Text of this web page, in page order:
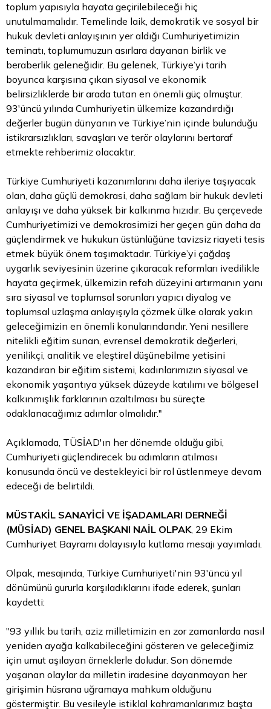
toplum yapısıyla hayata geçirilebileceği hiç
unutulmamalıdır. Temelinde laik, demokratik ve sosyal bir
hukuk devleti anlayışının yer aldığı Cumhuriyetimizin
teminatı, toplumumuzun asırlara dayanan birlik ve
beraberlik geleneğidir. Bu gelenek, Türkiye’yi tarih
boyunca karşısına çıkan siyasal ve ekonomik
belirsizliklerde bir arada tutan en önemli güç olmuştur.
93'üncü yılında Cumhuriyetin ülkemize kazandırdığı
değerler bugün dünyanın ve Türkiye’nin içinde bulunduğu
istikrarsızlıkları, savaşları ve terör olaylarını bertaraf
etmekte rehberimiz olacaktır.
Türkiye Cumhuriyeti kazanımlarını daha ileriye taşıyacak
olan, daha güçlü demokrasi, daha sağlam bir hukuk devleti
anlayışı ve daha yüksek bir kalkınma hızıdır. Bu çerçevede
Cumhuriyetimizi ve demokrasimizi her geçen gün daha da
güçlendirmek ve hukukun üstünlüğüne tavizsiz riayeti tesis
etmek büyük önem taşımaktadır. Türkiye’yi çağdaş
uygarlık seviyesinin üzerine çıkaracak reformları ivedilikle
hayata geçirmek, ülkemizin refah düzeyini artırmanın yanı
sıra siyasal ve toplumsal sorunları yapıcı diyalog ve
toplumsal uzlaşma anlayışıyla çözmek ülke olarak yakın
geleceğimizin en önemli konularındandır. Yeni nesillere
nitelikli eğitim sunan, evrensel demokratik değerleri,
yenilikçi, analitik ve eleştirel düşünebilme yetisini
kazandıran bir eğitim sistemi, kadınlarımızın siyasal ve
ekonomik yaşantıya yüksek düzeyde katılımı ve bölgesel
kalkınmışlık farklarının azaltılması bu süreçte
odaklanacağımız adımlar olmalıdır."
Açıklamada, TÜSİAD'ın her dönemde olduğu gibi,
Cumhuriyeti güçlendirecek bu adımların atılması
konusunda öncü ve destekleyici bir rol üstlenmeye devam
edeceği de belirtildi.
MÜSTAKİL SANAYİCİ VE İŞADAMLARI DERNEĞİ
(MÜSİAD) GENEL BAŞKANI NAİL OLPAK, 29 Ekim
Cumhuriyet Bayramı dolayısıyla kutlama mesajı yayımladı.
Olpak, mesajında, Türkiye Cumhuriyeti'nin 93'üncü yıl
dönümünü gururla karşıladıklarını ifade ederek, şunları
kaydetti:
"93 yıllık bu tarih, aziz milletimizin en zor zamanlarda nasıl
yeniden ayağa kalkabileceğini gösteren ve geleceğimiz
için umut aşılayan örneklerle doludur. Son dönemde
yaşanan olaylar da milletin iradesine dayanmayan her
girişimin hüsrana uğramaya mahkum olduğunu
göstermiştir. Bu vesileyle istiklal kahramanlarımız başta